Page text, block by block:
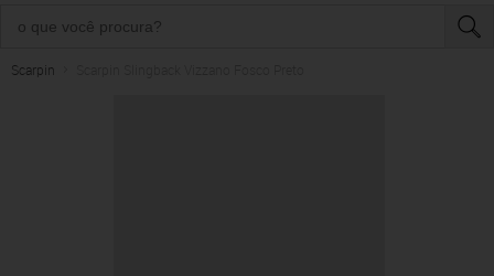
Scarpin